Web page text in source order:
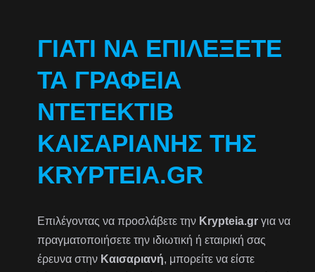
ΓΙΑΤΊ ΝΑ ΕΠΙΛΈΞΕΤΕ
ΤΑ ΓΡΑΦΕΊΑ
ΝΤΕΤΈΚΤΙΒ
ΚΑΙΣΑΡΙΑΝΉΣ ΤΗΣ
KRYPTEIA.GR
Επιλέγοντας να προσλάβετε την Krypteia.gr για να
πραγματοποιήσετε την ιδιωτική ή εταιρική σας
έρευνα στην Καισαριανή, μπορείτε να είστε